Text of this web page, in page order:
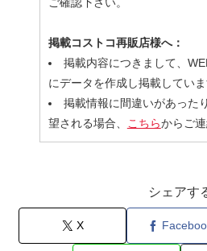
ご確認下さい。
掲載コストコ再販店様へ：
掲載内容につきまして、
にデータを作成し掲載していま
掲載情報に間違いがあった
望される場合、 こちらからご連
シェアす
X